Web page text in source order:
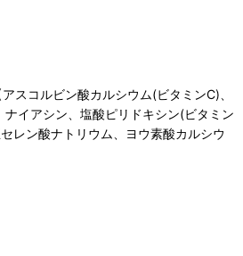
スコルビン酸カルシウム(ビタミンC)、
イアシン、塩酸ピリドキシン(ビタミン
レン酸ナトリウム、ヨウ素酸カルシウ